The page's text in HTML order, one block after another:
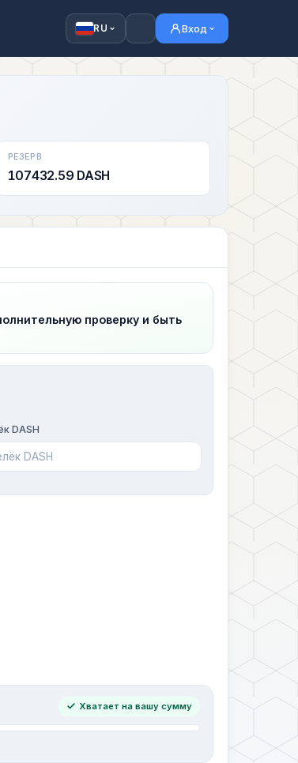
RU Вход
РЕЗЕРВ
107432.59 DASH
проверку и быть
DASH
Хватает на вашу сумму